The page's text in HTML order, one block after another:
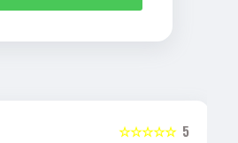
5
☆☆☆☆☆